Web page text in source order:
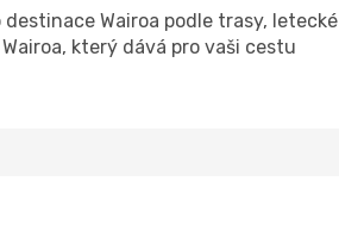
Wairoa podle trasy, letecké
který dává pro vaši cestu